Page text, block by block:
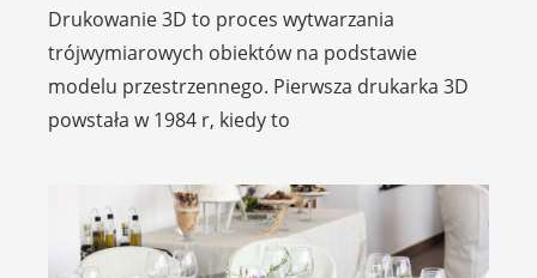
Drukowanie 3D to proces wytwarzania
trójwymiarowych obiektów na podstawie
modelu przestrzennego. Pierwsza drukarka 3D
powstała w 1984 r, kiedy to